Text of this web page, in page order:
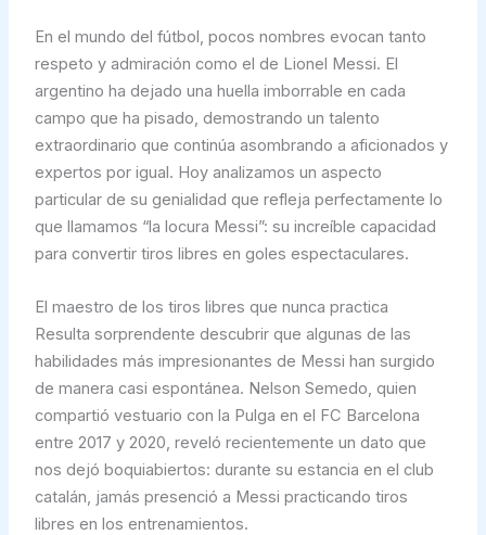
En el mundo del fútbol, pocos nombres evocan tanto
respeto y admiración como el de Lionel Messi. El
argentino ha dejado una huella imborrable en cada
campo que ha pisado, demostrando un talento
extraordinario que continúa asombrando a aficionados y
expertos por igual. Hoy analizamos un aspecto
particular de su genialidad que refleja perfectamente lo
que llamamos “la locura Messi”: su increíble capacidad
para convertir tiros libres en goles espectaculares.
El maestro de los tiros libres que nunca practica
Resulta sorprendente descubrir que algunas de las
habilidades más impresionantes de Messi han surgido
de manera casi espontánea. Nelson Semedo, quien
compartió vestuario con la Pulga en el FC Barcelona
entre 2017 y 2020, reveló recientemente un dato que
nos dejó boquiabiertos: durante su estancia en el club
catalán, jamás presenció a Messi practicando tiros
libres en los entrenamientos.